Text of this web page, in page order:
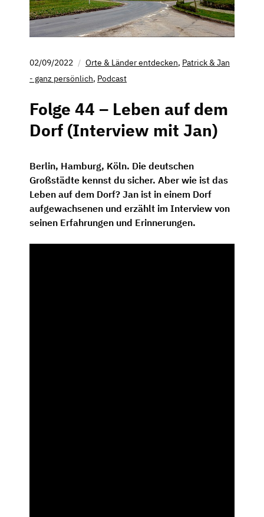
02/09/2022 Orte & Länder entdecken, Patrick & Jan
- ganz persönlich, Podcast
Folge 44 – Leben auf dem
Dorf (Interview mit Jan)
Berlin, Hamburg, Köln. Die deutschen
Großstädte kennst du sicher. Aber wie ist das
Leben auf dem Dorf? Jan ist in einem Dorf
aufgewachsenen und erzählt im Interview von
seinen Erfahrungen und Erinnerungen.